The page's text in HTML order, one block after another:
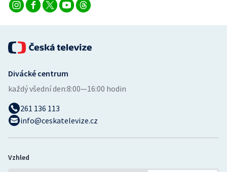
Ostatní
Divácké centrum
každý všední den:8:00—16:00 hodin
261 136 113
info@ceskatelevize.cz
Vzhled